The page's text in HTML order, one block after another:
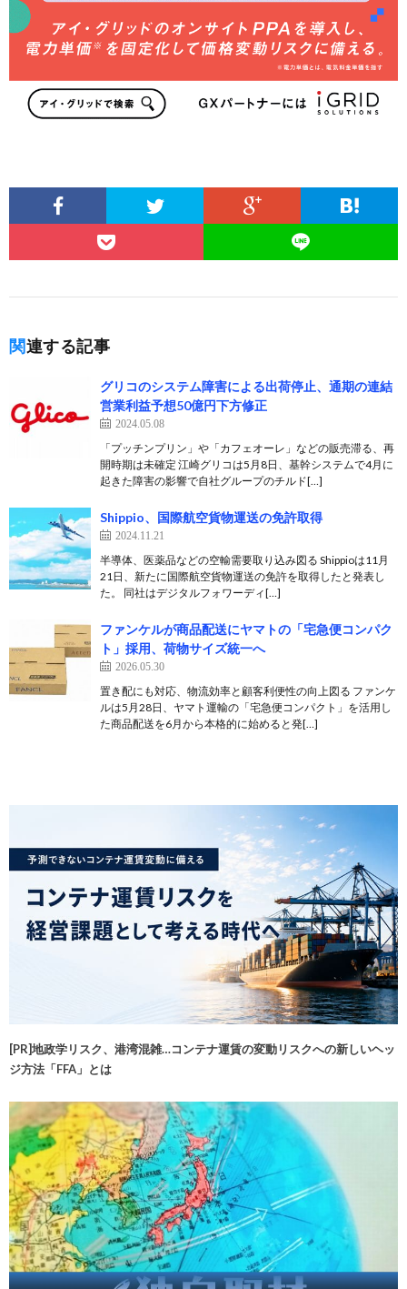
関連する記事
グリコのシステム障害による出荷停止、通期の連結
営業利益予想50億円下方修正
2024.05.08
「プッチンプリン」や「カフェオーレ」などの販売滞る、再
開時期は未確定 江崎グリコは5月8日、基幹システムで4月に
起きた障害の影響で自社グループのチルド[…]
Shippio、国際航空貨物運送の免許取得
2024.11.21
半導体、医薬品などの空輸需要取り込み図る Shippioは11月
21日、新たに国際航空貨物運送の免許を取得したと発表し
た。 同社はデジタルフォワーディ[…]
ファンケルが商品配送にヤマトの「宅急便コンパク
ト」採用、荷物サイズ統一へ
2026.05.30
置き配にも対応、物流効率と顧客利便性の向上図る ファンケ
ルは5月28日、ヤマト運輸の「宅急便コンパクト」を活用し
た商品配送を6月から本格的に始めると発[…]
[PR]地政学リスク、港湾混雑…コンテナ運賃の変動リスクへの新しいヘッ
ジ方法「FFA」とは